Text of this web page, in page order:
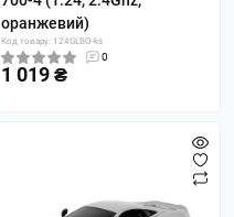
оранжевий)
Код товару: 124GLBO-ks
0
1 019 ₴